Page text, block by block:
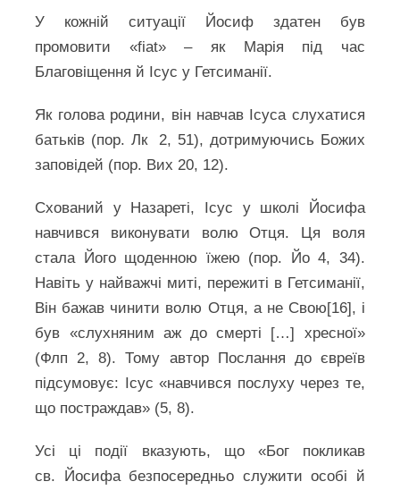
У кожній ситуації Йосиф здатен був
промовити «fiat» – як Марія під час
Благовіщення й Ісус у Гетсиманії.
Як голова родини, він навчав Ісуса слухатися
батьків (пор. Лк 2, 51), дотримуючись Божих
заповідей (пор. Вих 20, 12).
Схований у Назареті, Ісус у школі Йосифа
навчився виконувати волю Отця. Ця воля
стала Його щоденною їжею (пор. Йо 4, 34).
Навіть у найважчі миті, пережиті в Гетсиманії,
Він бажав чинити волю Отця, а не Свою[16], і
був «слухняним аж до смерті […] хресної»
(Флп 2, 8). Тому автор Послання до євреїв
підсумовує: Ісус «навчився послуху через те,
що постраждав» (5, 8).
Усі ці події вказують, що «Бог покликав
св. Йосифа безпосередньо служити особі й